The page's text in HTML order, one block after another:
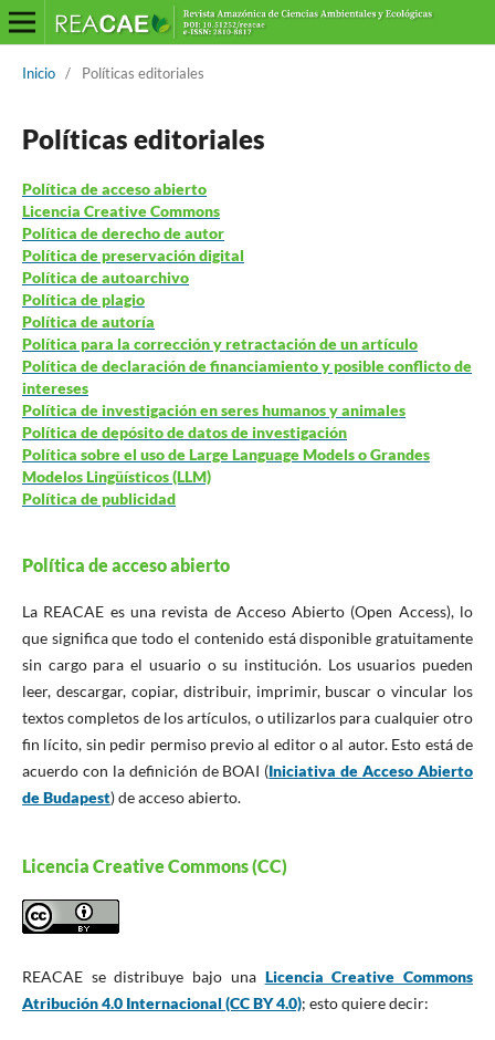
Inicio / Políticas editoriales
Políticas editoriales
Política de acceso abierto
Licencia Creative Commons
Política de derecho de autor
Política de preservación digital
Política de autoarchivo
Política de plagio
Política de autoría
Política para la corrección y retractación de un artículo
Política de declaración de financiamiento y posible conflicto de
intereses
Política de investigación en seres humanos y animales
Política de depósito de datos de investigación
Política sobre el uso de Large Language Models o Grandes
Modelos Lingüísticos (LLM)
Política de publicidad
Política de acceso abierto
La REACAE es una revista de Acceso Abierto (Open Access), lo
que significa que todo el contenido está disponible gratuitamente
sin cargo para el usuario o su institución. Los usuarios pueden
leer, descargar, copiar, distribuir, imprimir, buscar o vincular los
textos completos de los artículos, o utilizarlos para cualquier otro
fin lícito, sin pedir permiso previo al editor o al autor. Esto está de
acuerdo con la definición de BOAI (Iniciativa de Acceso Abierto
de Budapest) de acceso abierto.
Licencia Creative Commons (CC)
REACAE se distribuye bajo una Licencia Creative Commons
Atribución 4.0 Internacional (CC BY 4.0); esto quiere decir: